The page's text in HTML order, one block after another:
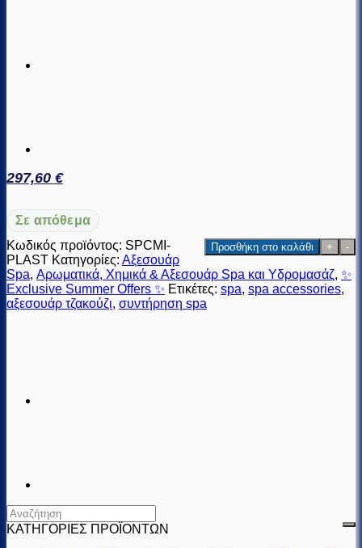
297,60 €
Σε απόθεμα
Μηχανισμός
Αναδίπλωσης
Θερμοκαλύμματος
Spa
ποσότητα
Προσθήκη στο καλάθι
Κωδικός προϊόντος: SPCMI-
PLAST Κατηγορίες: Αξεσουάρ
Spa, Αρωματικά, Χημικά & Αξεσουάρ Spa και Υδρομασάζ, ✨
Exclusive Summer Offers ✨ Ετικέτες: spa, spa accessories,
αξεσουάρ τζακούζι, συντήρηση spa
ΚΑΤΗΓΟΡΙΕΣ ΠΡΟΪΟΝΤΩΝ